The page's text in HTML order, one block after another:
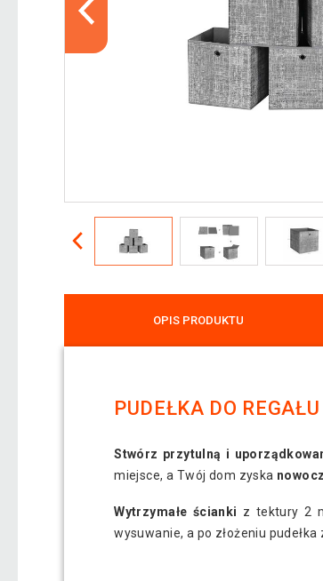
OPIS PRODUKTU
PUDEŁKA DO
Stwórz przytulną i
miejsce, a Twój dom zyska
Wytrzymałe ścianki z tektury 2
wysuwanie, a po złożeniu